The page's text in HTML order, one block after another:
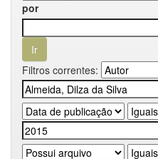
por
Filtros correntes: